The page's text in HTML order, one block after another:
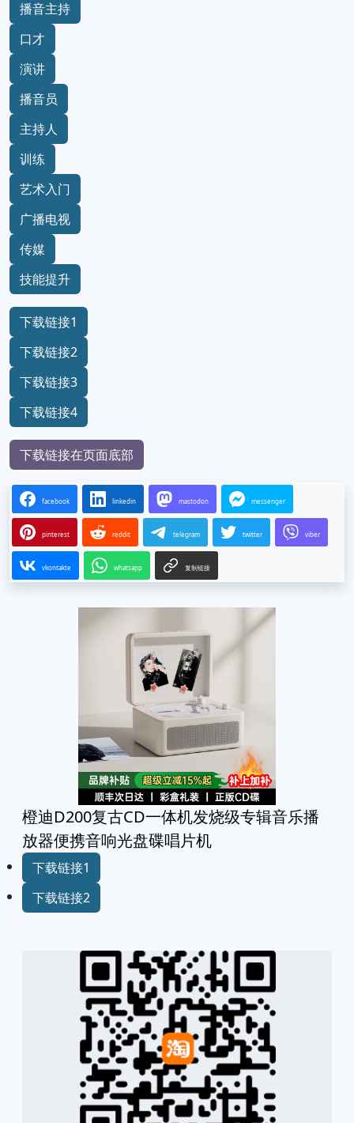
播音主持
口才
演讲
播音员
主持人
训练
艺术入门
广播电视
传媒
技能提升
下载链接1
下载链接2
下载链接3
下载链接4
下载链接在页面底部
facebook linkedin mastodon messenger
pinterest reddit telegram twitter viber
vkontakte whatsapp 复制链接
橙迪D200复古CD一体机发烧级专辑音乐播
放器便携音响光盘碟唱片机
下载链接1
下载链接2